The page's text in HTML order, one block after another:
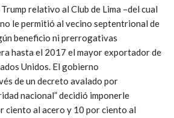
relativo al Club de Lima –del cual
le permitió al vecino septentrional de
beneficio ni prerrogativas
hasta el 2017 el mayor exportador de
Unidos. El gobierno
de un decreto avalado por
nacional” decidió imponerle
ciento al acero y 10 por ciento al